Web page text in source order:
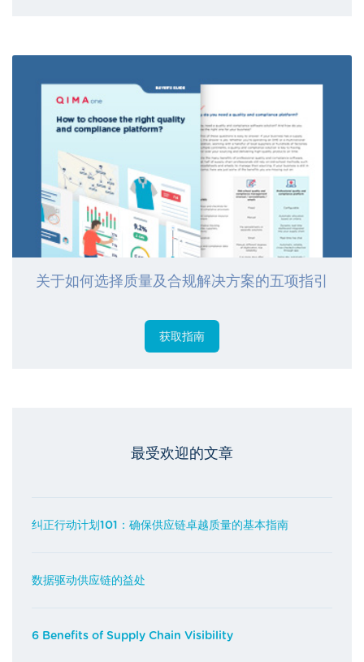
关于如何选择质量及合规解决方案的五项指引
获取指南
最受欢迎的文章
纠正行动计划101：确保供应链卓越质量的基本指南
数据驱动供应链的益处
6 Benefits of Supply Chain Visibility